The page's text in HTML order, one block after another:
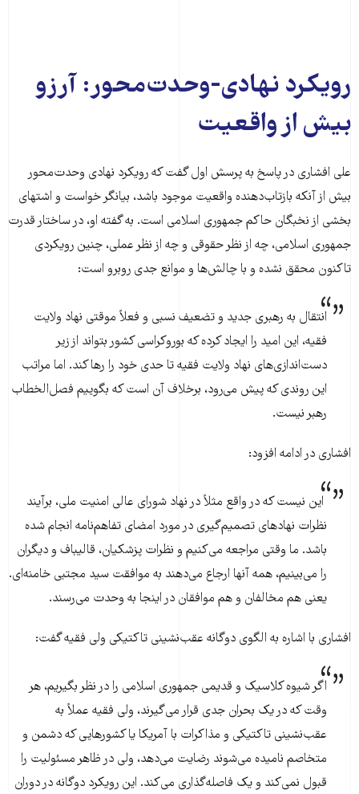
رویکرد نهادی-وحدت‌محور: آرزو
بیش از واقعیت
علی افشاری در پاسخ به پرسش اول گفت که رویکرد نهادی وحدت‌محور
بیش از آنکه بازتاب‌دهنده واقعیت موجود باشد، بیانگر خواست و اشتهای
بخشی از نخبگان حاکم جمهوری اسلامی است. به گفته او، در ساختار قدرت
جمهوری اسلامی، چه از نظر حقوقی و چه از نظر عملی، چنین رویکردی
تاکنون محقق نشده و با چالش‌ها و موانع جدی روبرو است:
انتقال به رهبری جدید و تضعیف نسبی و فعلاً موقتی نهاد ولایت
فقیه، این امید را ایجاد کرده که بوروکراسی کشور بتواند از زیر
دست‌اندازی‌های نهاد ولایت فقیه تا حدی خود را رها کند. اما مراتب
این روندی که پیش می‌رود، برخلاف آن است که بگوییم فصل‌الخطاب
رهبر نیست.
افشاری در ادامه افزود:
این نیست که در واقع مثلاً در نهاد شورای عالی امنیت ملی، برآیند
نظرات نهادهای تصمیم‌گیری در مورد امضای تفاهم‌نامه انجام شده
باشد. ما وقتی مراجعه می‌کنیم و نظرات پزشکیان، قالیباف و دیگران
را می‌بینیم، همه آنها ارجاع می‌دهند به موافقت سید مجتبی خامنه‌ای.
یعنی هم مخالفان و هم موافقان در اینجا به وحدت می‌رسند.
افشاری با اشاره به الگوی دوگانه عقب‌نشینی تاکتیکی ولی فقیه گفت:
اگر شیوه کلاسیک و قدیمی جمهوری اسلامی را در نظر بگیریم، هر
وقت که در یک بحران جدی قرار می‌گیرند، ولی فقیه عملاً به
عقب‌نشینی تاکتیکی و مذاکرات با آمریکا یا کشورهایی که دشمن و
متخاصم نامیده می‌شوند رضایت می‌دهد، ولی در ظاهر مسئولیت را
قبول نمی‌کند و یک فاصله‌گذاری می‌کند. این رویکرد دوگانه در دوران